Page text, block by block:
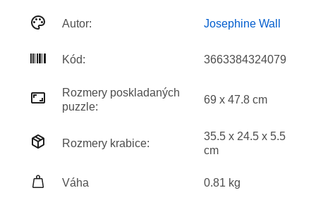
Autor: Josephine Wall
Kód: 3663384324079
Rozmery poskladaných
puzzle:
69 x 47.8 cm
Rozmery krabice:
35.5 x 24.5 x 5.5
cm
Váha 0.81 kg